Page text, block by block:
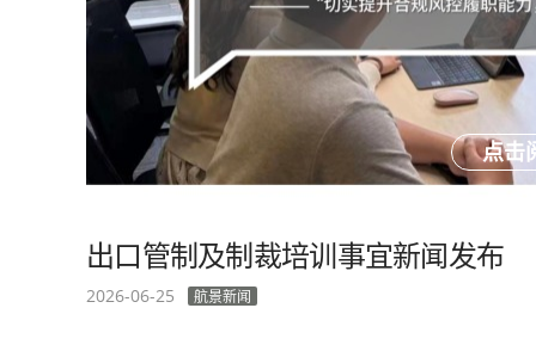
点击
出口管制及制裁培训事宜新闻发布
2026-06-25 航景新闻